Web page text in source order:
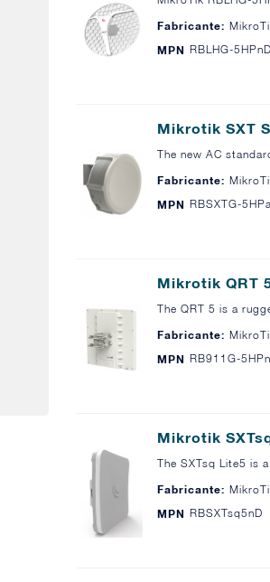
Fabricante:
MPN
Mikrotik SXT
The new AC
Fabricante:
MPN
Mikrotik QRT
The QRT 5 is a
Fabricante:
MPN
Mikrotik
The SXTsq Lite5 is
Fabricante:
MPN RBSXTsq5nD